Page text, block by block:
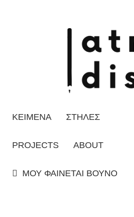
ΚΕΙΜΕΝΑ ΣΤΗΛΕΣ
PROJECTS ABOUT
ΜΟΥ ΦΑΙΝΕΤΑΙ ΒΟΥΝΟ